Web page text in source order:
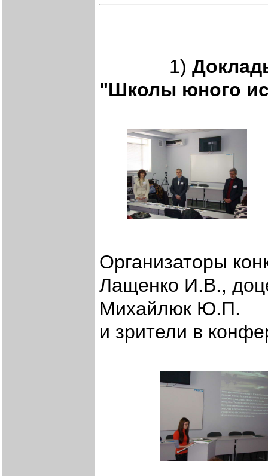
1)
"Школы юного
Организаторы
Лащенко И.В.,
Михайлюк Ю.П.
и зрители в